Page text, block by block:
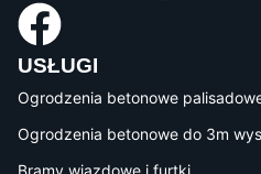
USŁUGI
Ogrodzenia betonowe
Ogrodzenia betonowe do 3m